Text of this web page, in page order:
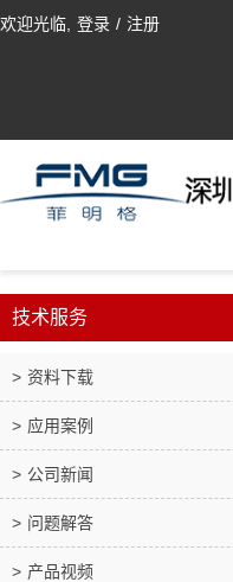
欢迎光临, 登录 / 注册
技术服务
资料下载
应用案例
公司新闻
问题解答
产品视频